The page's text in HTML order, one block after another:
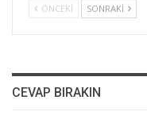
ÖNCEKI SONRAKI
CEVAP BIRAKIN